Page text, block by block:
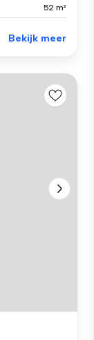
52 m²
Bekijk meer